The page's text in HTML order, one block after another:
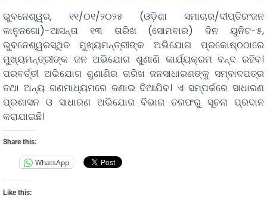
ଭୁବନେଶ୍ୱର, ୧୧/୦୧/୨୦୨୫ (ଓଡ଼ିଶା ସମାଚାର/ଦୀପ୍ତିରଂଜନ
କାନୁନଗୋ)-ଆସନ୍ତା ୧୩ ତାରିଖ (ସୋମବାର) ଦିନ ୟୁନିଟ-୫,
ଭୁବନେଶ୍ୱରସ୍ଥିତ ମୁଖ୍ୟମନ୍ତ୍ରୀଙ୍କ ଅଭିଯୋଗ ପ୍ରକୋଷ୍ଠଠାରେ
ମୁଖ୍ୟମନ୍ତ୍ରୀଙ୍କ ଜନ ଅଭିଯୋଗ ଶୁଣାଣି କାର୍ଯ୍ୟକ୍ରମ ବନ୍ଦ ରହିବ।
ପରବର୍ତ୍ତୀ ଅଭିଯୋଗ ଶୁଣାଣିର ତାରିଖ ଜନସାଧାରଣଙ୍କୁ ସମ୍ବାଦପତ୍ର
ତଥା ଅନ୍ୟ ଗଣମାଧ୍ୟମରେ ଜଣାଇ ଦିଆଯିବ। ଏ ସମ୍ପର୍କରେ ସାଧାରଣ
ପ୍ରଶାସନ ଓ ସାଧାରଣ ଅଭିଯୋଗ ବିଭାଗ ତରଫରୁ ସୂଚନା ପ୍ରଦାନ
କରାଯାଇଛି।
Share this:
WhatsApp
Like this: